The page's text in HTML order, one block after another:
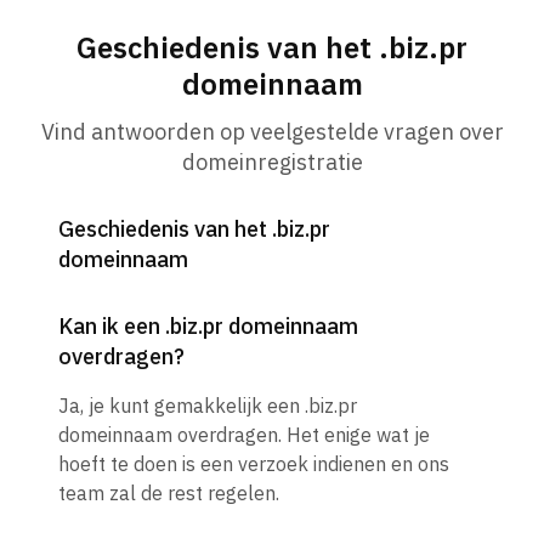
Geschiedenis van het .biz.pr
domeinnaam
Vind antwoorden op veelgestelde vragen over
domeinregistratie
Geschiedenis van het .biz.pr
domeinnaam
Kan ik een .biz.pr domeinnaam
overdragen?
Ja, je kunt gemakkelijk een .biz.pr
domeinnaam overdragen. Het enige wat je
hoeft te doen is een verzoek indienen en ons
team zal de rest regelen.